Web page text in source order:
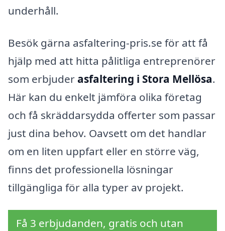
underhåll.
Besök gärna asfaltering-pris.se för att få
hjälp med att hitta pålitliga entreprenörer
som erbjuder asfaltering i Stora Mellösa.
Här kan du enkelt jämföra olika företag
och få skräddarsydda offerter som passar
just dina behov. Oavsett om det handlar
om en liten uppfart eller en större väg,
finns det professionella lösningar
tillgängliga för alla typer av projekt.
Få 3 erbjudanden, gratis och utan